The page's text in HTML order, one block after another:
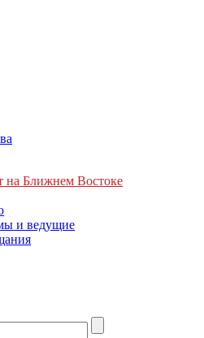
на Ближнем Востоке
и ведущие